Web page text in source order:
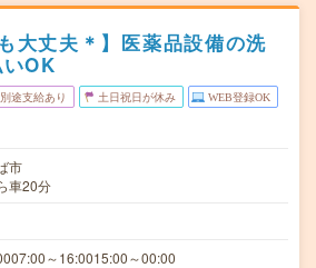
大丈夫＊】医薬品設備の洗
OK
途支給あり 土日祝日が休み WEB登録OK
市
車20分
～16:0015:00～00:00